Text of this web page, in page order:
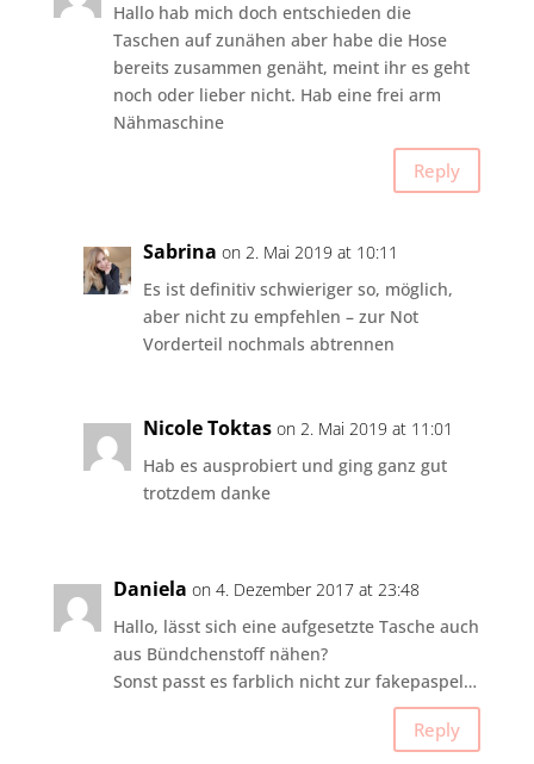
Hallo hab mich doch entschieden die
Taschen auf zunähen aber habe die Hose
bereits zusammen genäht, meint ihr es geht
noch oder lieber nicht. Hab eine frei arm
Nähmaschine
Reply
Sabrina on 2. Mai 2019 at 10:11
Es ist definitiv schwieriger so, möglich,
aber nicht zu empfehlen – zur Not
Vorderteil nochmals abtrennen
Nicole Toktas on 2. Mai 2019 at 11:01
Hab es ausprobiert und ging ganz gut
trotzdem danke
Daniela on 4. Dezember 2017 at 23:48
Hallo, lässt sich eine aufgesetzte Tasche auch
aus Bündchenstoff nähen?
Sonst passt es farblich nicht zur fakepaspel…
Reply